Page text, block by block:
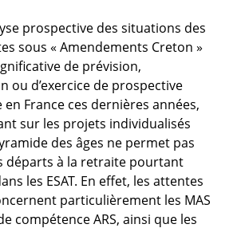
prospective des situations des
sous « Amendements Creton »
de prévision,
ou d’exercice de prospective
France ces dernières années,
sur les projets individualisés
des âges ne permet pas
départs à la retraite pourtant
les ESAT. En effet, les attentes
particulièrement les MAS
compétence ARS, ainsi que les